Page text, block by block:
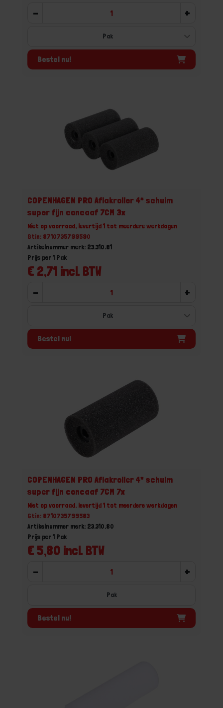
- +
Bestel nu!
COPENHAGEN PRO Aflakroller 4* schuim
super fijn concaaf 7CM 3x
Niet op voorraad, levertijd 1 tot meerdere werkdagen
Gtin: 8710735799590
Artikelnummer merk: 23.310.81
€ 2,71 incl. BTW
Prijs per 1 Pak
- +
Bestel nu!
COPENHAGEN PRO Aflakroller 4* schuim
super fijn concaaf 7CM 7x
Niet op voorraad, levertijd 1 tot meerdere werkdagen
Gtin: 8710735799583
Artikelnummer merk: 23.310.80
€ 5,80 incl. BTW
Prijs per 1 Pak
- +
Pak
Bestel nu!